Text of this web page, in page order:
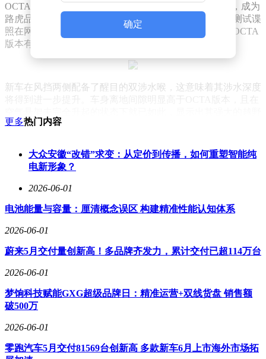
OCTA的全新车型。这款新车将直接对标奔驰G 63 4×4²，成为
路虎品牌下的又一高性能越野车型。近日，一组该车的测试谍
照在网络上引发热议，从谍照中可以看出，这款新车与OCTA
版本有着显著的不同。
新车在风挡两侧配备了醒目的双涉水喉，这意味着其涉水深度
性能。接近角、离去角以及通过角都设计得极为夸张，轮拱也
未配备后挂备胎，且后杠位置看起来更为短小精悍，但目前可
以确认的是，新车并未采用G 63 4×4²的门式桥结构。
据外媒介绍，这款全新高性能版本的路虎卫士将真正适配专业
激烈工况下的制动需求，新车还升级了专属高性能刹车套件，
机械增压V8发动机，转而搭载性能更强、效率更高的4.4T双
涡轮增压V8发动机。这款全新发动机经过重新调校，并匹配
了48V轻混系统，在动力响应、峰值扭矩输出以及燃油经济性
方面都全面优于老款5.0L机型。
确定
更多热门内容
大众安徽“改错”求变：从定价到传播，如何重塑智能纯
电新形象？
2026-06-01
电池能量与容量：厘清概念误区 构建精准性能认知体系
2026-06-01
蔚来5月交付量创新高！多品牌齐发力，累计交付已超114万台
2026-06-01
梦饷科技赋能GXG超级品牌日：精准运营+双线货盘 销售额
破500万
2026-06-01
零跑汽车5月交付81569台创新高 多款新车6月上市海外市场拓